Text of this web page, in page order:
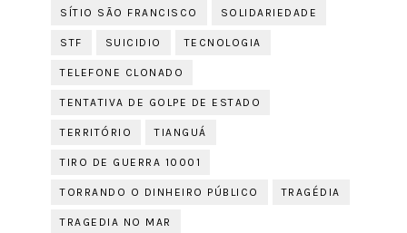
SÍTIO SÃO FRANCISCO SOLIDARIEDADE
STF SUICIDIO TECNOLOGIA
TELEFONE CLONADO
TENTATIVA DE GOLPE DE ESTADO
TERRITÓRIO TIANGUÁ
TIRO DE GUERRA 10001
TORRANDO O DINHEIRO PÚBLICO TRAGÉDIA
TRAGEDIA NO MAR